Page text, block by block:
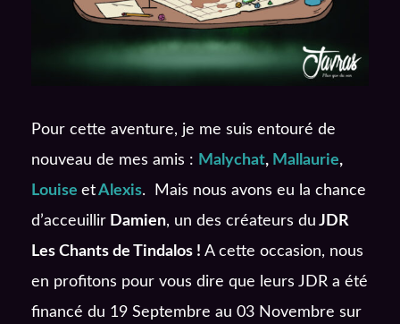
Pour cette aventure, je me suis entouré de
nouveau de mes amis : Malychat, Mallaurie,
Louise etAlexis. Mais nous avons eu la chance
d’acceuillir Damien, un des créateurs du JDR
Les Chants de Tindalos ! A cette occasion, nous
en profitons pour vous dire que leurs JDR a été
financé du 19 Septembre au 03 Novembre sur